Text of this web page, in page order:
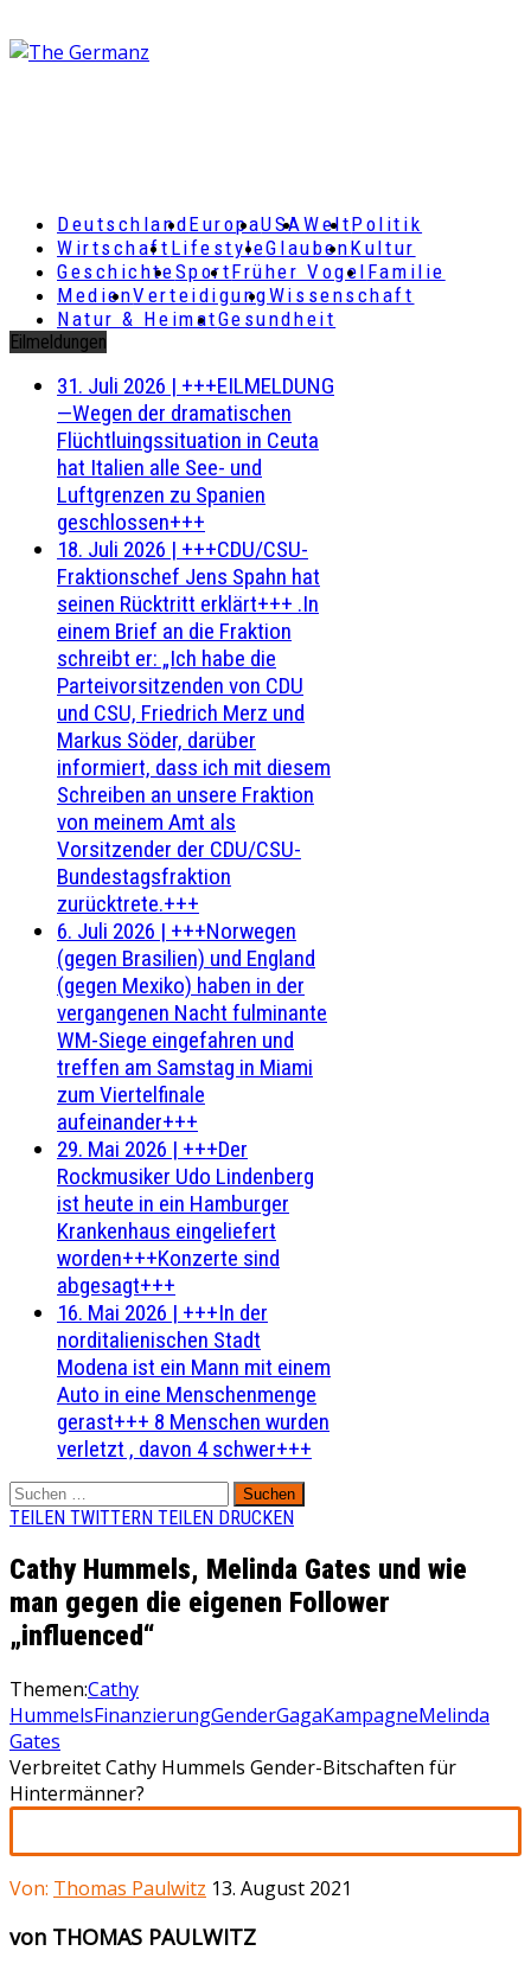
DeutschlandEuropaUSAWeltPolitik
Wirtschaft LifestyleGlaubenKultur
GeschichteSportFrüher Vogel Familie
MedienVerteidigungWissenschaft
Natur & HeimatGesundheit
Eilmeldungen
31. Juli 2026 | +++EILMELDUNG
—Wegen der dramatischen
Flüchtluingssituation in Ceuta
hat Italien alle See- und
Luftgrenzen zu Spanien
geschlossen+++
18. Juli 2026 | +++CDU/CSU-
Fraktionschef Jens Spahn hat
seinen Rücktritt erklärt+++ .In
einem Brief an die Fraktion
schreibt er: „Ich habe die
Parteivorsitzenden von CDU
und CSU, Friedrich Merz und
Markus Söder, darüber
informiert, dass ich mit diesem
Schreiben an unsere Fraktion
von meinem Amt als
Vorsitzender der CDU/CSU-
Bundestagsfraktion
zurücktrete.+++
6. Juli 2026 | +++Norwegen
(gegen Brasilien) und England
(gegen Mexiko) haben in der
vergangenen Nacht fulminante
WM-Siege eingefahren und
treffen am Samstag in Miami
zum Viertelfinale
aufeinander+++
29. Mai 2026 | +++Der
Rockmusiker Udo Lindenberg
ist heute in ein Hamburger
Krankenhaus eingeliefert
worden+++Konzerte sind
abgesagt+++
16. Mai 2026 | +++In der
norditalienischen Stadt
Modena ist ein Mann mit einem
Auto in eine Menschenmenge
gerast+++ 8 Menschen wurden
verletzt , davon 4 schwer+++
Suchen
nach:
TEILEN TWITTERN TEILEN DRUCKEN
Cathy Hummels, Melinda Gates und wie
man gegen die eigenen Follower
„influenced“
Themen:Cathy
HummelsFinanzierungGenderGagaKampagneMelinda
Gates
Verbreitet Cathy Hummels Gender-Bitschaften für
Hintermänner?
Von: Thomas Paulwitz 13. August 2021
von THOMAS PAULWITZ